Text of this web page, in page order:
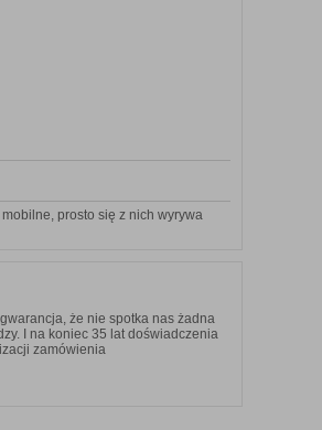
prosto się z nich wyrywa
że nie spotka nas żadna
I na koniec 35 lat doświadczenia
zamówienia